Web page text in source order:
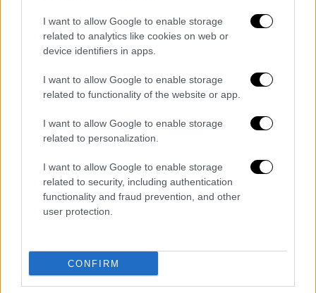
I want to allow Google to enable storage
related to analytics like cookies on web or
device identifiers in apps.
I want to allow Google to enable storage
related to functionality of the website or app.
I want to allow Google to enable storage
related to personalization.
I want to allow Google to enable storage
related to security, including authentication
functionality and fraud prevention, and other
user protection.
CONFIRM
Τα σχολιά σας δημοσιεύονται άμεσα με δική σας ευθύνη. Το
ΕΘΝΟΣ θα παρεμβαίνει και τα προσβλητικά σχόλια θα
διαγράφονται
καταχώρηση
O στρατηγός ήταν σχιζοφρενής, εμμονικός,
πλησίαζε τα 75 όταν τον αντάμωσε η δόξα –